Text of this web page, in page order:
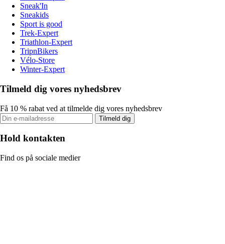
Sneak'In
Sneakids
Sport is good
Trek-Expert
Triathlon-Expert
TripnBikers
Vélo-Store
Winter-Expert
Tilmeld dig vores nyhedsbrev
Få 10 % rabat ved at tilmelde dig vores nyhedsbrev
Tilmeld dig
Hold kontakten
Find os på sociale medier